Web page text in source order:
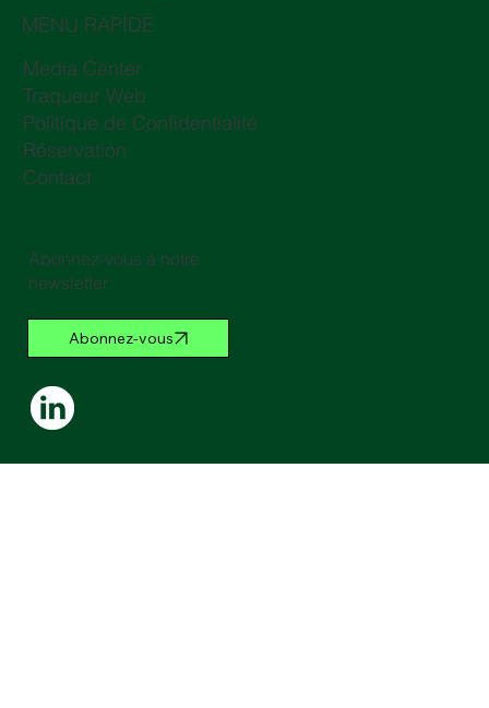
MENU RAPIDE
Media Center
Traqueur Web
Politique de Confidentialité
Réservation
Contact
Abonnez-vous à notre
newsletter
Abonnez-vous